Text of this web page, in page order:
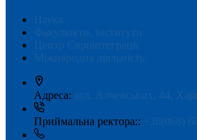
Наука
Факультети, інститути
Центр Євроінтеграції
Міжнародна діяльність
Адреса: вул. Алчевських, 44,
Приймальна ректора:: +38(068)